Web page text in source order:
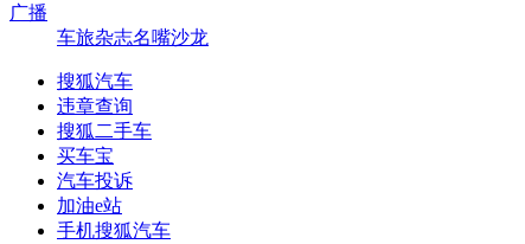
广播
车旅杂志名嘴沙龙
搜狐汽车
违章查询
搜狐二手车
买车宝
汽车投诉
加油e站
手机搜狐汽车